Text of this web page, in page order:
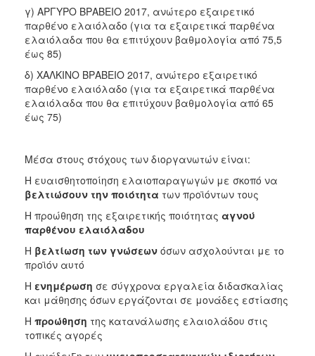
γ) ΑΡΓΥΡΟ ΒΡΑΒΕΙΟ 2017, ανώτερο εξαιρετικό
παρθένο ελαιόλαδο (για τα εξαιρετικά παρθένα
ελαιόλαδα που θα επιτύχουν βαθμολογία από 75,5
έως 85)
δ) ΧΑΛΚΙΝΟ ΒΡΑΒΕΙΟ 2017, ανώτερο εξαιρετικό
παρθένο ελαιόλαδο (για τα εξαιρετικά παρθένα
ελαιόλαδα που θα επιτύχουν βαθμολογία από 65
έως 75)
Μέσα στους στόχους των διοργανωτών είναι:
Η ευαισθητοποίηση ελαιοπαραγωγών με σκοπό να
βελτιώσουν την ποιότητα των προϊόντων τους
Η προώθηση της εξαιρετικής ποιότητας αγνού
παρθένου ελαιόλαδου
Η βελτίωση των γνώσεων όσων ασχολούνται με το
προϊόν αυτό
Η ενημέρωση σε σύγχρονα εργαλεία διδασκαλίας
και μάθησης όσων εργάζονται σε μονάδες εστίασης
Η προώθηση της κατανάλωσης ελαιολάδου στις
τοπικές αγορές